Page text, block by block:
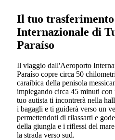
Il tuo
Internazionale di
Paraíso
Il viaggio dall'Aeroporto
Paraíso copre circa 50
caraibica della penisola
impiegando circa 45 minuti
tuo autista ti incontrerà nella
i bagagli e ti guiderà verso un
permettendoti di rilassarti e
della giungla e i riflessi del
la strada verso sud.